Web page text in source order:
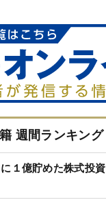
週間ランキング
１億貯めた株式投資